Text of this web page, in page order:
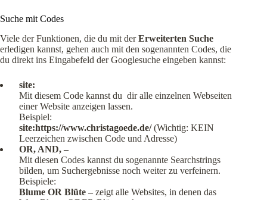
Suche mit Codes
Viele der Funktionen, die du mit derErweiterten Suche
erledigen kannst, gehen auch mit den sogenannten Codes, die
du direkt ins Eingabefeld der Googlesuche eingeben kannst:
site:
Mit diesem Code kannst du dir alle einzelnen Webseiten
einer Website anzeigen lassen.
Beispiel:
site:https://www.christagoede.de/(Wichtig: KEIN
Leerzeichen zwischen Code und Adresse)
OR, AND, –
Mit diesen Codes kannst du sogenannte Searchstrings
bilden, um Suchergebnisse noch weiter zu verfeinern.
Beispiele:
Blume OR Blüte – zeigt alle Websites, in denen das